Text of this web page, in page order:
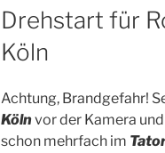
Drehstart für
Köln
Achtung, Brandgefahr!
Kölnvor der Kamera
schon mehrfach im